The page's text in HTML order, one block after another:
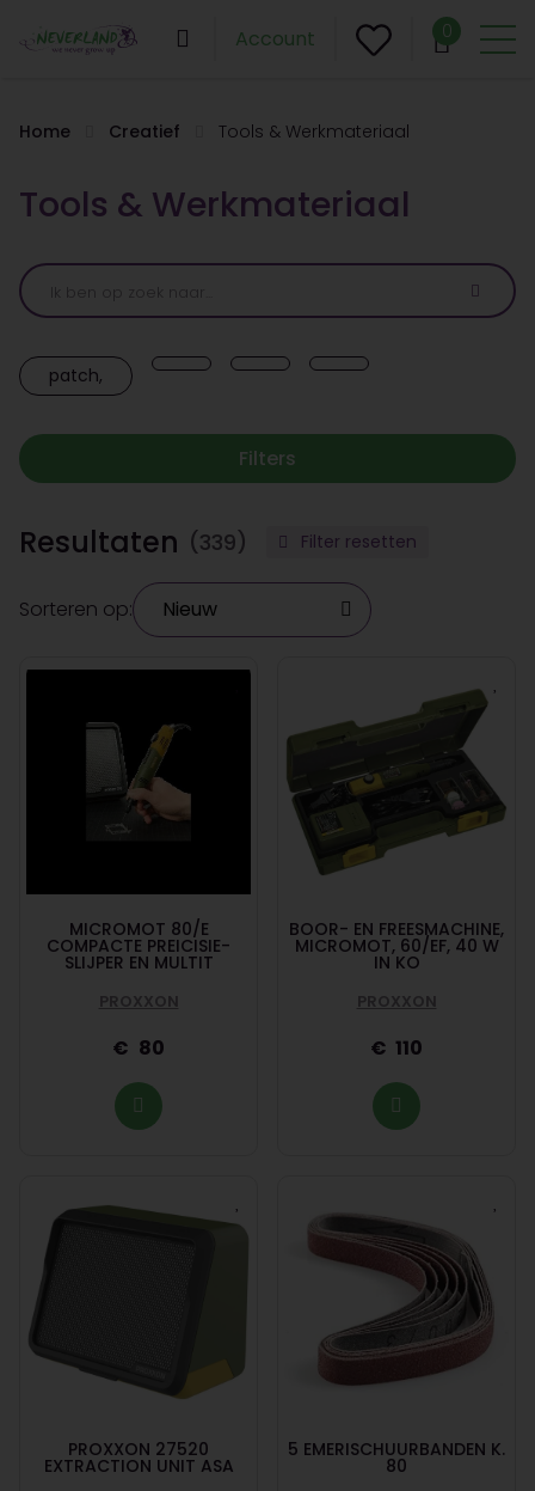
Account 0
Home Creatief Tools & Werkmateriaal
Tools & Werkmateriaal
patch,
Filters
Resultaten (339) Filter resetten
Sorteren op:
MICROMOT 80/E
COMPACTE PREICISIE-
SLIJPER EN MULTIT
PROXXON
80
BOOR- EN FREESMACHINE,
MICROMOT, 60/EF, 40 W
IN KO
PROXXON
110
PROXXON 27520
EXTRACTION UNIT ASA
5 EMERISCHUURBANDEN K.
80